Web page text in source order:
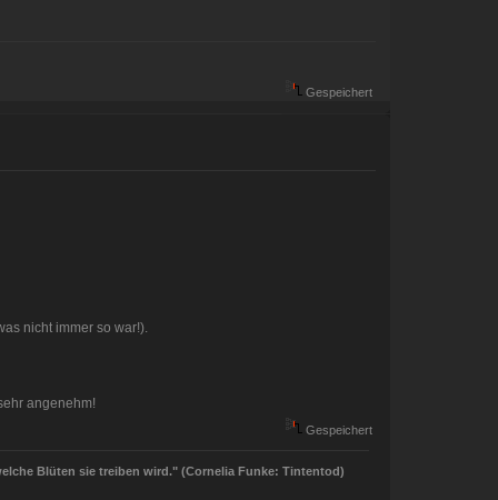
Gespeichert
nicht immer so war!).
angenehm!
Gespeichert
Blüten sie treiben wird." (Cornelia Funke: Tintentod)